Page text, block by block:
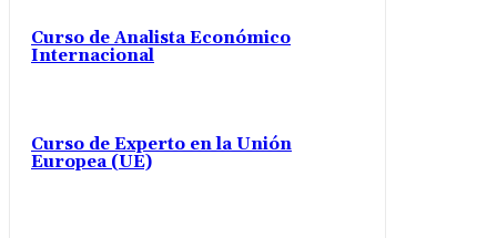
Curso de Analista Económico
Internacional
Curso de Experto en la Unión
Europea (UE)